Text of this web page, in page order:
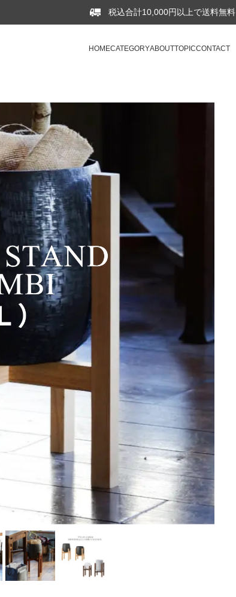
税込合計10,000円以上で送料無料
HOMECATEGORYABOUTTOPICCONTACT